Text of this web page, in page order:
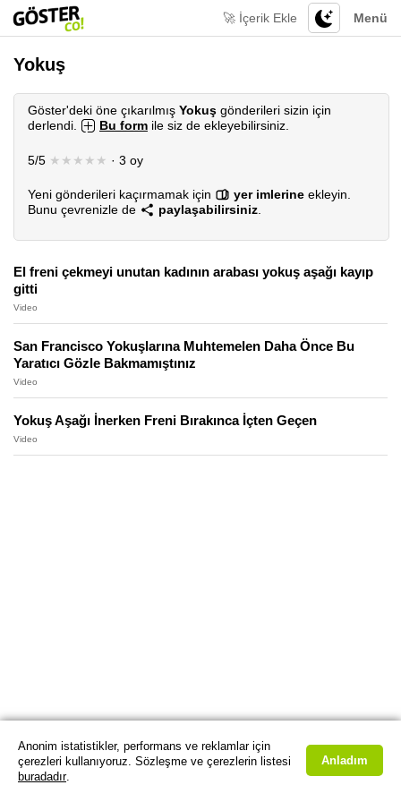
Menü
🚀 İçerik Ekle
Yokuş
Göster'deki öne çıkarılmış Yokuş gönderileri sizin için
derlendi.
Bu form ile siz de ekleyebilirsiniz.
5/5 ★★★★★ · 3 oy
Yeni gönderileri kaçırmamak için yer imlerine ekleyin.
Bunu çevrenizle de
paylaşabilirsiniz
El freni çekmeyi unutan kadının arabası yokuş aşağı kayıp
gitti
Video
San Francisco Yokuşlarına Muhtemelen Daha Önce Bu
Yaratıcı Gözle Bakmamıştınız
Video
Yokuş Aşağı İnerken Freni Bırakınca İçten Geçen
Video
Anonim istatistikler, performans ve reklamlar için
çerezleri kullanıyoruz. Sözleşme ve çerezlerin listesi
buradadır.
Anladım